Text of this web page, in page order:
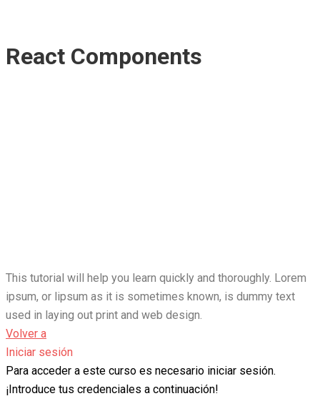
React Components
This tutorial will help you learn quickly and thoroughly. Lorem
ipsum, or lipsum as it is sometimes known, is dummy text
used in laying out print and web design.
Volver a
Iniciar sesión
Para acceder a este curso es necesario iniciar sesión.
¡Introduce tus credenciales a continuación!